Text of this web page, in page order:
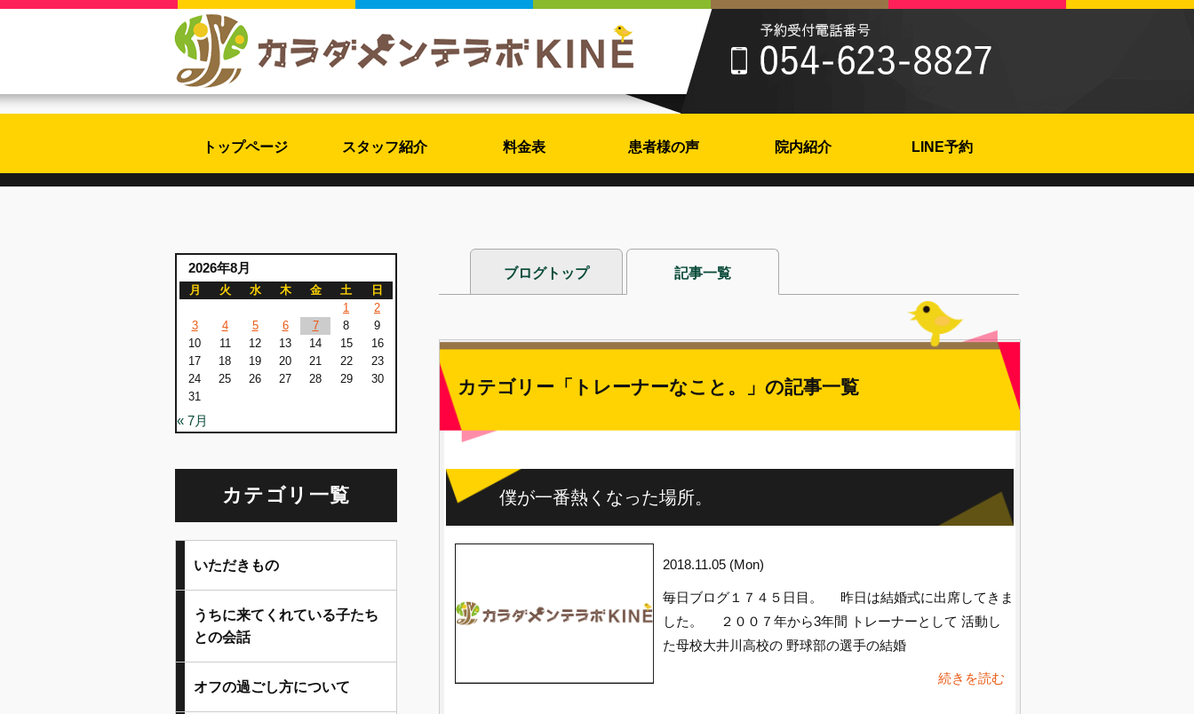
トップページ スタッフ紹介 料金表 患者様の声 院内紹介 LINE予約
ブログトップ 記事一覧
カテゴリー「トレーナーなこと。」の記事一覧
僕が一番熱くなった場所。
2018.11.05 (Mon)
毎日ブログ１７４５日目。 昨日は結婚式に出席してきま
した。 ２００７年から3年間 トレーナーとして 活動し
た母校大井川高校の 野球部の選手の結婚
続きを読む
2026年8月
月 火 水 木 金 土
日
1
2
3
4 5 6 7 8
9
10
11 12 13 14 15
16
17
18 19 20 21 22
23
24
25 26 27 28 29
30
31
« 7月
カテゴリ一覧
いただきもの
うちに来てくれている子たち
との会話
オフの過ごし方について